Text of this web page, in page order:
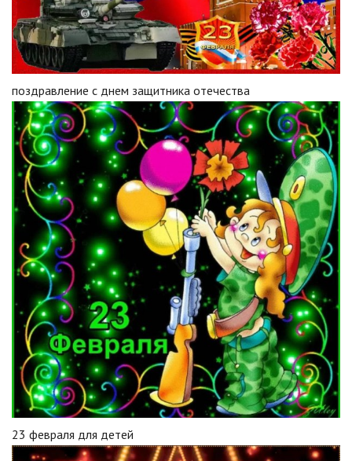
поздравление с днем защитника отечества
23 февраля для детей